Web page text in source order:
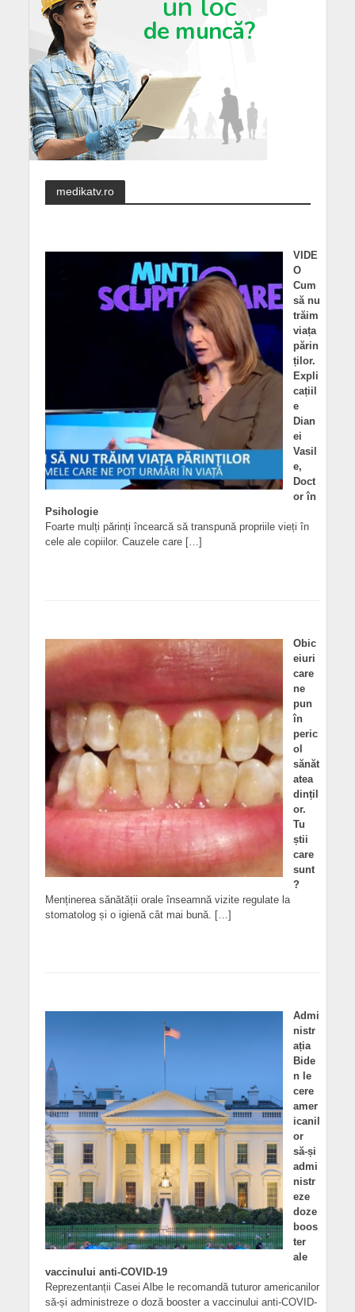
medikatv.ro
VIDE
O
Cum
să nu
trăim
viața
părin
ților.
Expli
cațiil
e
Dian
ei
Vasil
e,
Doct
or în
Psihologie
Foarte mulți părinți încearcă să transpună propriile vieți în
cele ale copiilor. Cauzele care […]
Obic
eiuri
care
ne
pun
în
peric
ol
sănăt
atea
dințil
or.
Tu
știi
care
sunt
?
Menținerea sănătății orale înseamnă vizite regulate la
stomatolog și o igienă cât mai bună. […]
Admi
nistr
ația
Bide
n le
cere
amer
icanil
or
să-și
admi
nistr
eze
doze
boos
ter
ale
vaccinului anti-COVID-19
Reprezentanții Casei Albe le recomandă tuturor americanilor
să-și administreze o doză booster a vaccinului anti-COVID-